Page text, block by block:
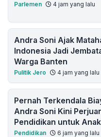
Parlemen 4 jam yang lalu
Andra Soni Ajak
Indonesia Jadi
Warga Banten
Pulitik Jero 4 jam yang lalu
Pernah Terkendala
Andra Soni Kini
Pendidikan untuk
Pendidikan 6 jam yang lalu